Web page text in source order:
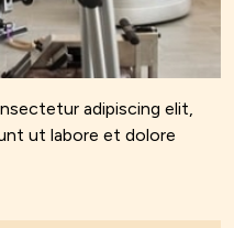
adipiscing elit,
ut labore et dolore